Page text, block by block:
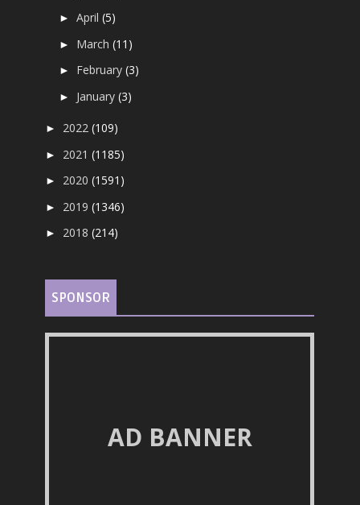
►April(5)
► March(11)
► February(3)
► January(3)
► 2022(109)
► 2021(1185)
► 2020(1591)
► 2019(1346)
► 2018(214)
SPONSOR
AD BANNER